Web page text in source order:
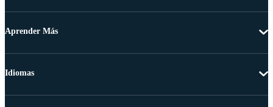
Aprender Más
Idiomas